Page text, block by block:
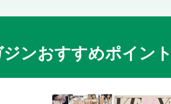
ンおすすめポイント